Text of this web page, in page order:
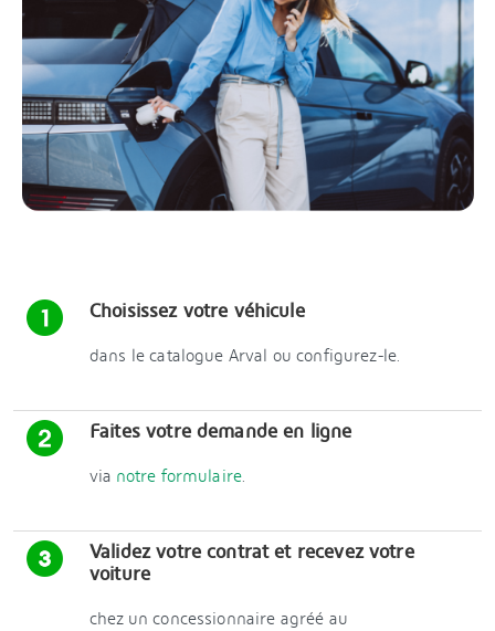
Choisissez votre véhicule
dans le catalogue Arval ou configurez-le.
Faites votre demande en ligne
via notre formulaire.
Validez votre contrat et recevez votre
voiture
chez un concessionnaire agréé au